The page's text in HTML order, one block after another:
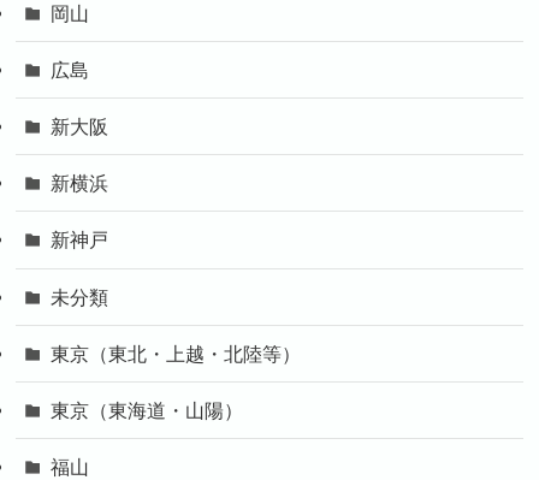
岡山
広島
新大阪
新横浜
新神戸
未分類
東京（東北・上越・北陸等）
東京（東海道・山陽）
福山